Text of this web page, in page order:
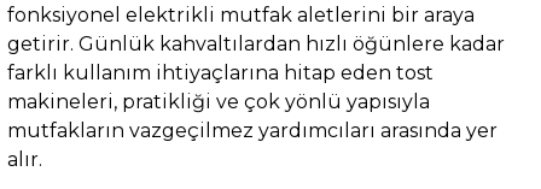
fonksiyonel elektrikli mutfak aletlerini bir araya
getirir. Günlük kahvaltılardan hızlı öğünlere kadar
farklı kullanım ihtiyaçlarına hitap eden tost
makineleri, pratikliği ve çok yönlü yapısıyla
mutfakların vazgeçilmez yardımcıları arasında yer
alır.